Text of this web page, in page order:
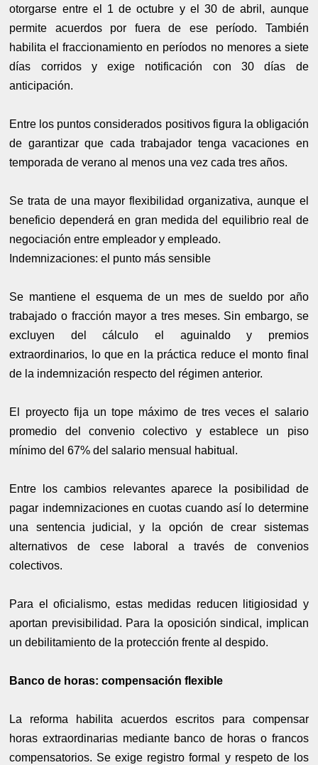
otorgarse entre el 1 de octubre y el 30 de abril, aunque
permite acuerdos por fuera de ese período. También
habilita el fraccionamiento en períodos no menores a siete
días corridos y exige notificación con 30 días de
anticipación.
Entre los puntos considerados positivos figura la obligación
de garantizar que cada trabajador tenga vacaciones en
temporada de verano al menos una vez cada tres años.
Se trata de una mayor flexibilidad organizativa, aunque el
beneficio dependerá en gran medida del equilibrio real de
negociación entre empleador y empleado.
Indemnizaciones: el punto más sensible
Se mantiene el esquema de un mes de sueldo por año
trabajado o fracción mayor a tres meses. Sin embargo, se
excluyen del cálculo el aguinaldo y premios
extraordinarios, lo que en la práctica reduce el monto final
de la indemnización respecto del régimen anterior.
El proyecto fija un tope máximo de tres veces el salario
promedio del convenio colectivo y establece un piso
mínimo del 67% del salario mensual habitual.
Entre los cambios relevantes aparece la posibilidad de
pagar indemnizaciones en cuotas cuando así lo determine
una sentencia judicial, y la opción de crear sistemas
alternativos de cese laboral a través de convenios
colectivos.
Para el oficialismo, estas medidas reducen litigiosidad y
aportan previsibilidad. Para la oposición sindical, implican
un debilitamiento de la protección frente al despido.
Banco de horas: compensación flexible
La reforma habilita acuerdos escritos para compensar
horas extraordinarias mediante banco de horas o francos
compensatorios. Se exige registro formal y respeto de los